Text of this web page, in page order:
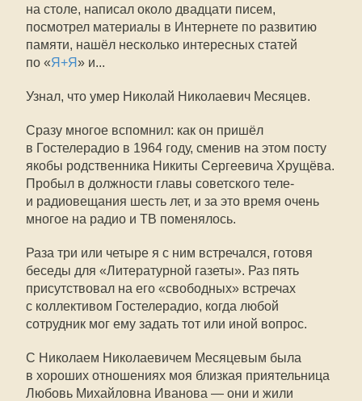
на столе, написал около двадцати писем,
посмотрел материалы в Интернете по развитию
памяти, нашёл несколько интересных статей
по «Я+Я» и...
Узнал, что умер Николай Николаевич Месяцев.
Сразу многое вспомнил: как он пришёл
в Гостелерадио в 1964 году, сменив на этом посту
якобы родственника Никиты Сергеевича Хрущёва.
Пробыл в должности главы советского теле-
и радиовещания шесть лет, и за это время очень
многое на радио и ТВ поменялось.
Раза три или четыре я с ним встречался, готовя
беседы для «Литературной газеты». Раз пять
присутствовал на его «свободных» встречах
с коллективом Гостелерадио, когда любой
сотрудник мог ему задать тот или иной вопрос.
С Николаем Николаевичем Месяцевым была
в хороших отношениях моя близкая приятельница
Любовь Михайловна Иванова — они и жили